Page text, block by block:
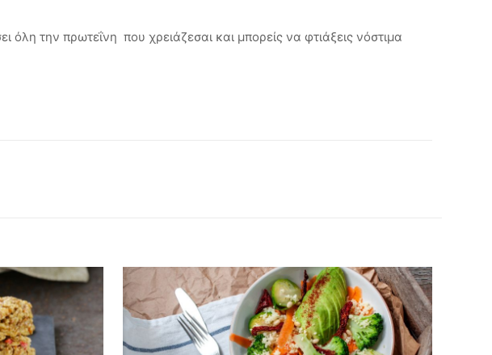
την πρωτεΐνη που χρειάζεσαι και μπορείς να φτιάξεις νόστιμα